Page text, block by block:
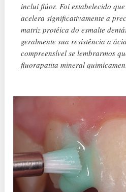
inclui flúor. Foi estabelecido que
acelera significativamente a
matriz protéica do esmalte
geralmente sua resistência a
compreensível se lembrarmos
fluorapatita mineral